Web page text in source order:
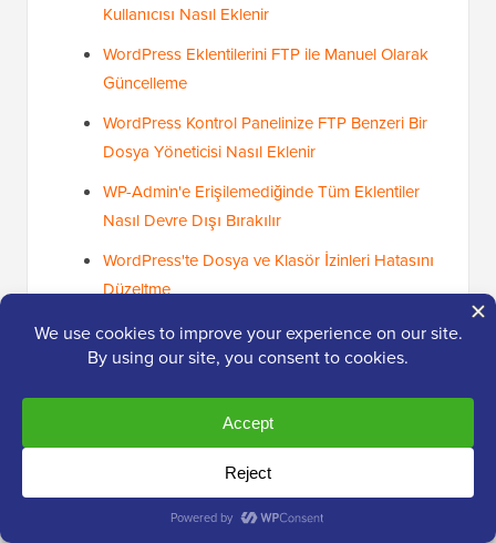
Kullanıcısı Nasıl Eklenir
WordPress Eklentilerini FTP ile Manuel Olarak
Güncelleme
WordPress Kontrol Panelinize FTP Benzeri Bir
Dosya Yöneticisi Nasıl Eklenir
WP-Admin'e Erişilemediğinde Tüm Eklentiler
Nasıl Devre Dışı Bırakılır
WordPress'te Dosya ve Klasör İzinleri Hatasını
Düzeltme
WordPress'i Bakım Modunda Takılı Kalmaktan
Nasıl Kurtarılır
Umarız bu makale, dosyaları WordPress'e yüklemek
için en iyi FTP istemcisini bulmanıza yardımcı
WordPress'i belge yönetimi veya
dosya yönetimi için nasıl kullanacağınızveen iyi
WordPress etkinlik günlüğü ve izleme eklentileri